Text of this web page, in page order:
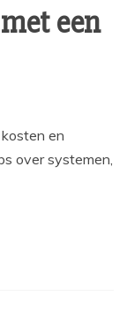
een
en
over systemen,